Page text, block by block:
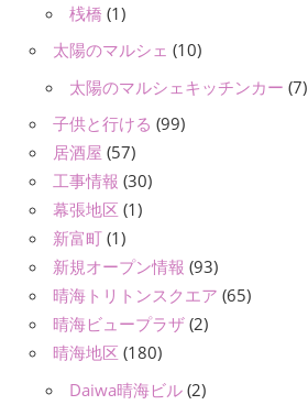
桟橋 (1)
太陽のマルシェ (10)
太陽のマルシェキッチンカー (7)
子供と行ける (99)
居酒屋 (57)
工事情報 (30)
幕張地区 (1)
新富町 (1)
新規オープン情報 (93)
晴海トリトンスクエア (65)
晴海ビュープラザ (2)
晴海地区 (180)
Daiwa晴海ビル (2)